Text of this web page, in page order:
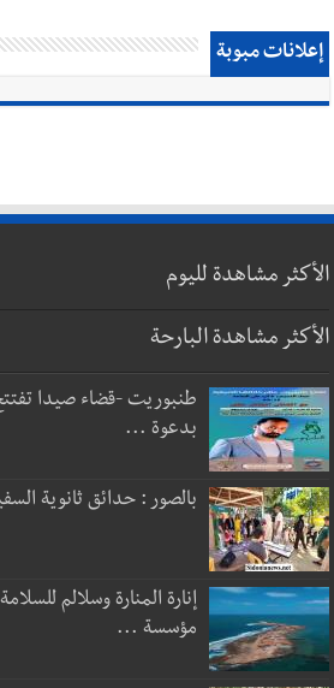
إعلانات مبوبة
الأكثر مشاهدة لليوم
الأكثر مشاهدة البارحة
طنبوريت -قضاء صيدا
بدعوة ...
بالصور : حدائق ثانوية
إنارة المنارة وسلالم
مؤسسة ...